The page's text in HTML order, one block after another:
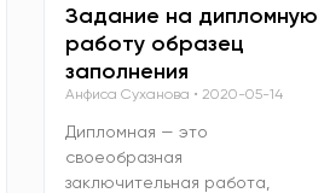
Задание на дипломную
работу образец
заполнения
Анфиса Суханова 2020-05-14
Дипломная — это
своеобразная
заключительная работа,